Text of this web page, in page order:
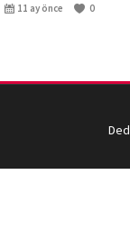
11 ay önce 0